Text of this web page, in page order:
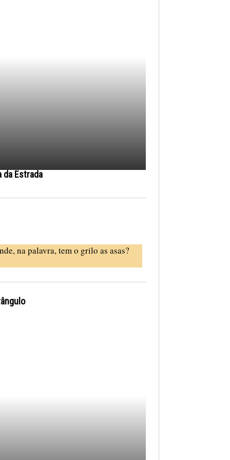
da Estrada
na palavra, tem o grilo as asas?